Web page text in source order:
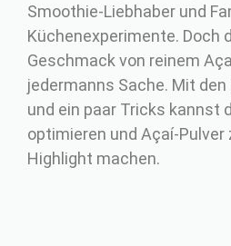
Smoothie-Liebhaber und
Küchenexperimente. Doch
Geschmack von reinem
jedermanns Sache. Mit
und ein paar Tricks kannst
optimieren und Açaí-Pulver
Highlight machen.